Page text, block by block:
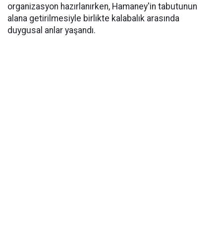
organizasyon hazırlanırken, Hamaney'in tabutunun
alana getirilmesiyle birlikte kalabalık arasında
duygusal anlar yaşandı.